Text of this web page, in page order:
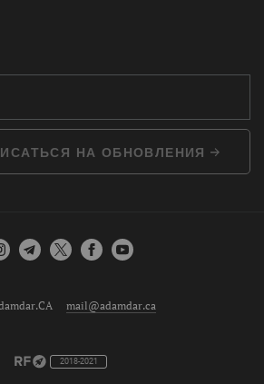
НА ОБНОВЛЕНИЯ
mail@adamdar.ca
2018-2021